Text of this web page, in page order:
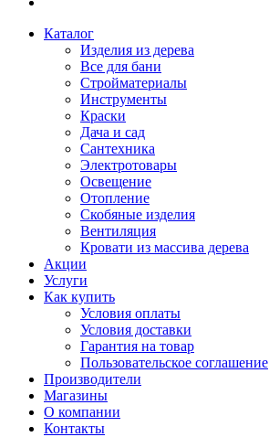
Каталог
Изделия из дерева
Все для бани
Стройматериалы
Инструменты
Краски
Дача и сад
Сантехника
Электротовары
Освещение
Отопление
Скобяные изделия
Вентиляция
Кровати из массива дерева
Акции
Услуги
Как купить
Условия оплаты
Условия доставки
Гарантия на товар
Пользовательское соглашение
Производители
Магазины
О компании
Контакты